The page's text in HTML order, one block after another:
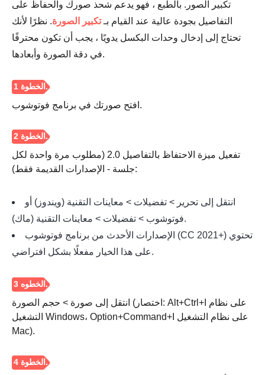
تكبير الصور. بالطبع ، فهو يدعم شحذ صورك والحفاظ على
التفاصيل بجودة عالية عند القيام بـتكبير الصورة. نظرًا لأنك
تحتاج إلى إدخال وحدات البكسل يدويًا ، يجب أن تكون محترفًا
في دقة الصورة وأبعادها.
افتح صورتك في برنامج فوتوشوب.
تفعيل ميزة الاحتفاظ بالتفاصيل 2.0 (مطلوب مرة واحدة لكل
جلسة - الإصدارات القديمة فقط):
انتقل إلى تحرير > تفضيلات > معاينات التقنية (ويندوز) أو
فوتوشوب > تفضيلات > معاينات التقنية (ماك).
الإصدارات الأحدث من برنامج فوتوشوب (CC 2021+) تحتوي
على هذا الخيار مفعلًا بشكل افتراضي.
انتقل إلى صورة > حجم الصورة (اختصار: Alt+Ctrl+I على نظام
التشغيل Windows، Option+Command+I على نظام التشغيل
Mac).